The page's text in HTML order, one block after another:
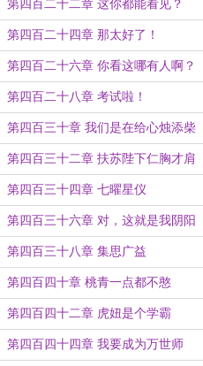
第四百二十二章 这你都能看见？
第四百二十四章 那太好了！
第四百二十六章 你看这哪有人啊？
第四百二十八章 考试啦！
第四百三十章 我们是在给心烛添柴
第四百三十二章 扶苏陛下仁胸才肩
德背
第四百三十四章 七曜星仪
第四百三十六章 对，这就是我阴阳
家的主历！
第四百三十八章 集思广益
第四百四十章 桃青一点都不憨
第四百四十二章 虎妞是个学霸
第四百四十四章 我要成为万世师